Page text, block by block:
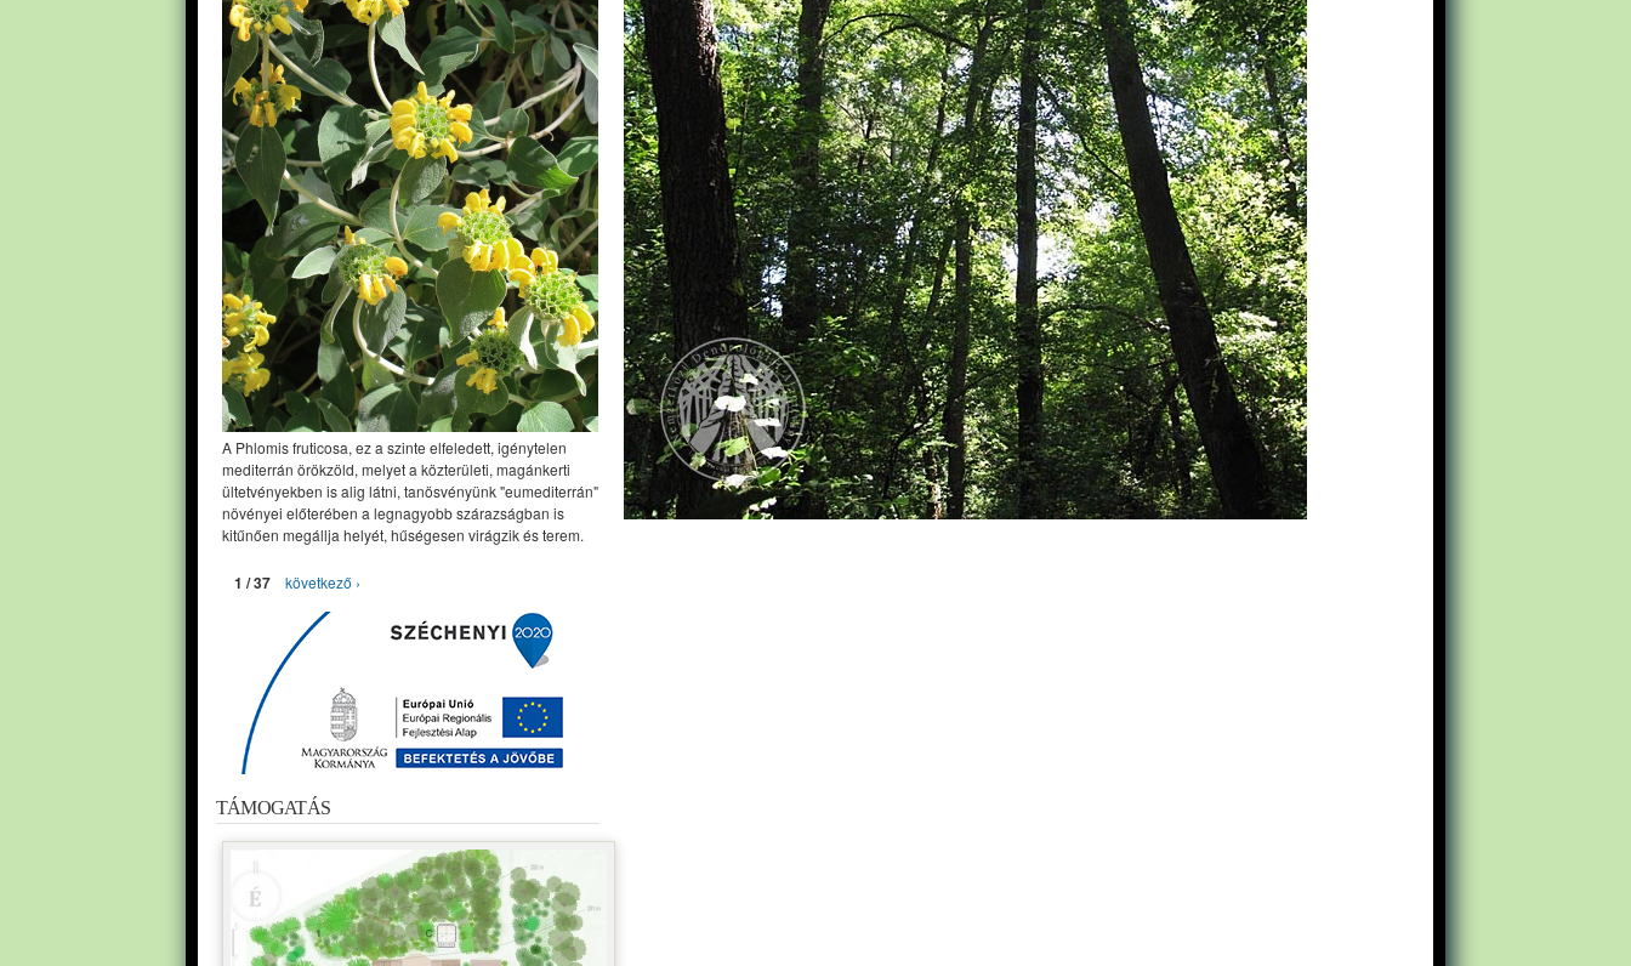
A Phlomis fruticosa, ez a szinte elfeledett, igénytelen
mediterrán örökzöld, melyet a közterületi, magánkerti
ültetvényekben is alig látni, tanösvényünk "eumediterrán"
növényei előterében a legnagyobb szárazságban is
kitűnően megállja helyét, hűségesen virágzik és terem.
1 / 37 következő ›
TÁMOGATÁS